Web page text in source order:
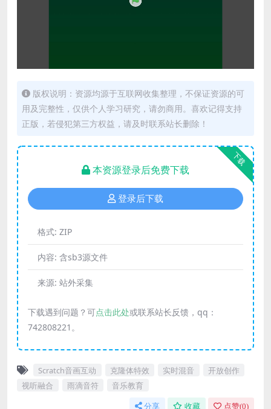
版权说明：资源均源于互联网收集整理，不保证资源的可
用及完整性，仅供个人学习研究，请勿商用。喜欢记得支持
正版，若侵犯第三方权益，请及时联系站长删除！
下载
本资源登录后免费下载
登录后下载
格式: ZIP
内容: 含sb3源文件
来源: 站外采集
下载遇到问题？可点击此处或联系站长反馈，qq：
742808221。
Scratch音画互动 克隆体特效 实时混音
开放创作
视听融合
雨滴音符 音乐教育
分享 收藏 点赞(0)